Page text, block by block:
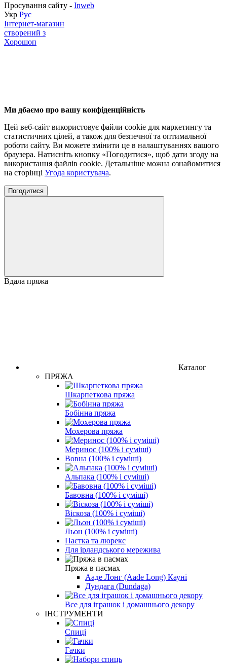
Просування сайту - Inweb
Укр Рус
Інтернет-магазин
створений з
Хорошоп
Ми дбаємо про вашу конфіденційність
Цей веб-сайт використовує файли cookie для маркетингу та
статистичних цілей, а також для безпечної та оптимальної
роботи сайту. Ви можете змінити це в налаштуваннях вашого
браузера. Натисніть кнопку «Погодитися», щоб дати згоду на
використання файлів cookie. Детальніше можна ознайомитися
на сторінці Угода користувача.
Погодитися
Вдала пряжа
Каталог
ПРЯЖА
Шкарпеткова пряжа
Бобінна пряжа
Мохерова пряжа
Меринос (100% і суміші)
Вовна (100% і суміші)
Альпака (100% і суміші)
Бавовна (100% і суміші)
Віскоза (100% і суміші)
Льон (100% і суміші)
Паєтка та люрекс
Для ірландського мережива
Пряжа в пасмах
Ааде Лонг (Aade Long) Кауні
Дундага (Dundaga)
Все для іграшок і домашнього декору
ІНСТРУМЕНТИ
Спиці
Гачки